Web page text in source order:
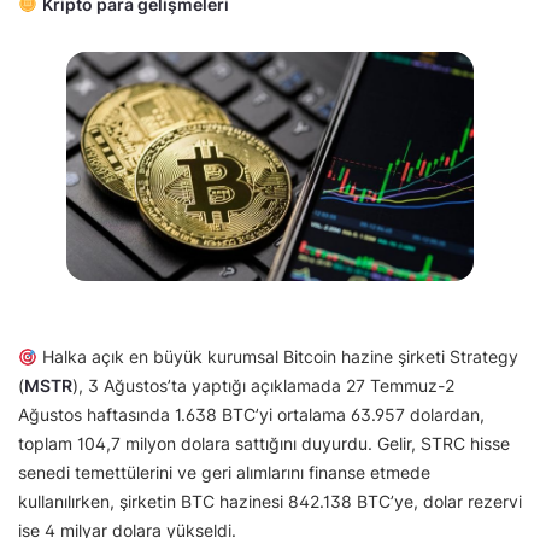
Kripto para gelişmeleri
Halka açık en büyük kurumsal Bitcoin hazine şirketi Strategy
(MSTR), 3 Ağustos’ta yaptığı açıklamada 27 Temmuz-2
Ağustos haftasında 1.638 BTC’yi ortalama 63.957 dolardan,
toplam 104,7 milyon dolara sattığını duyurdu. Gelir, STRC hisse
senedi temettülerini ve geri alımlarını finanse etmede
kullanılırken, şirketin BTC hazinesi 842.138 BTC’ye, dolar rezervi
ise 4 milyar dolara yükseldi.